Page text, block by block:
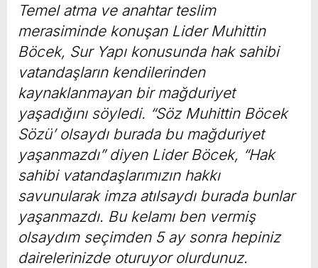
Temel atma ve anahtar teslim
merasiminde konuşan Lider Muhittin
Böcek, Sur Yapı konusunda hak sahibi
vatandaşların kendilerinden
kaynaklanmayan bir mağduriyet
yaşadığını söyledi. “Söz Muhittin Böcek
Sözü’ olsaydı burada bu mağduriyet
yaşanmazdı” diyen Lider Böcek, “Hak
sahibi vatandaşlarımızın hakkı
savunularak imza atılsaydı burada bunlar
yaşanmazdı. Bu kelamı ben vermiş
olsaydım seçimden 5 ay sonra hepiniz
dairelerinizde oturuyor olurdunuz.